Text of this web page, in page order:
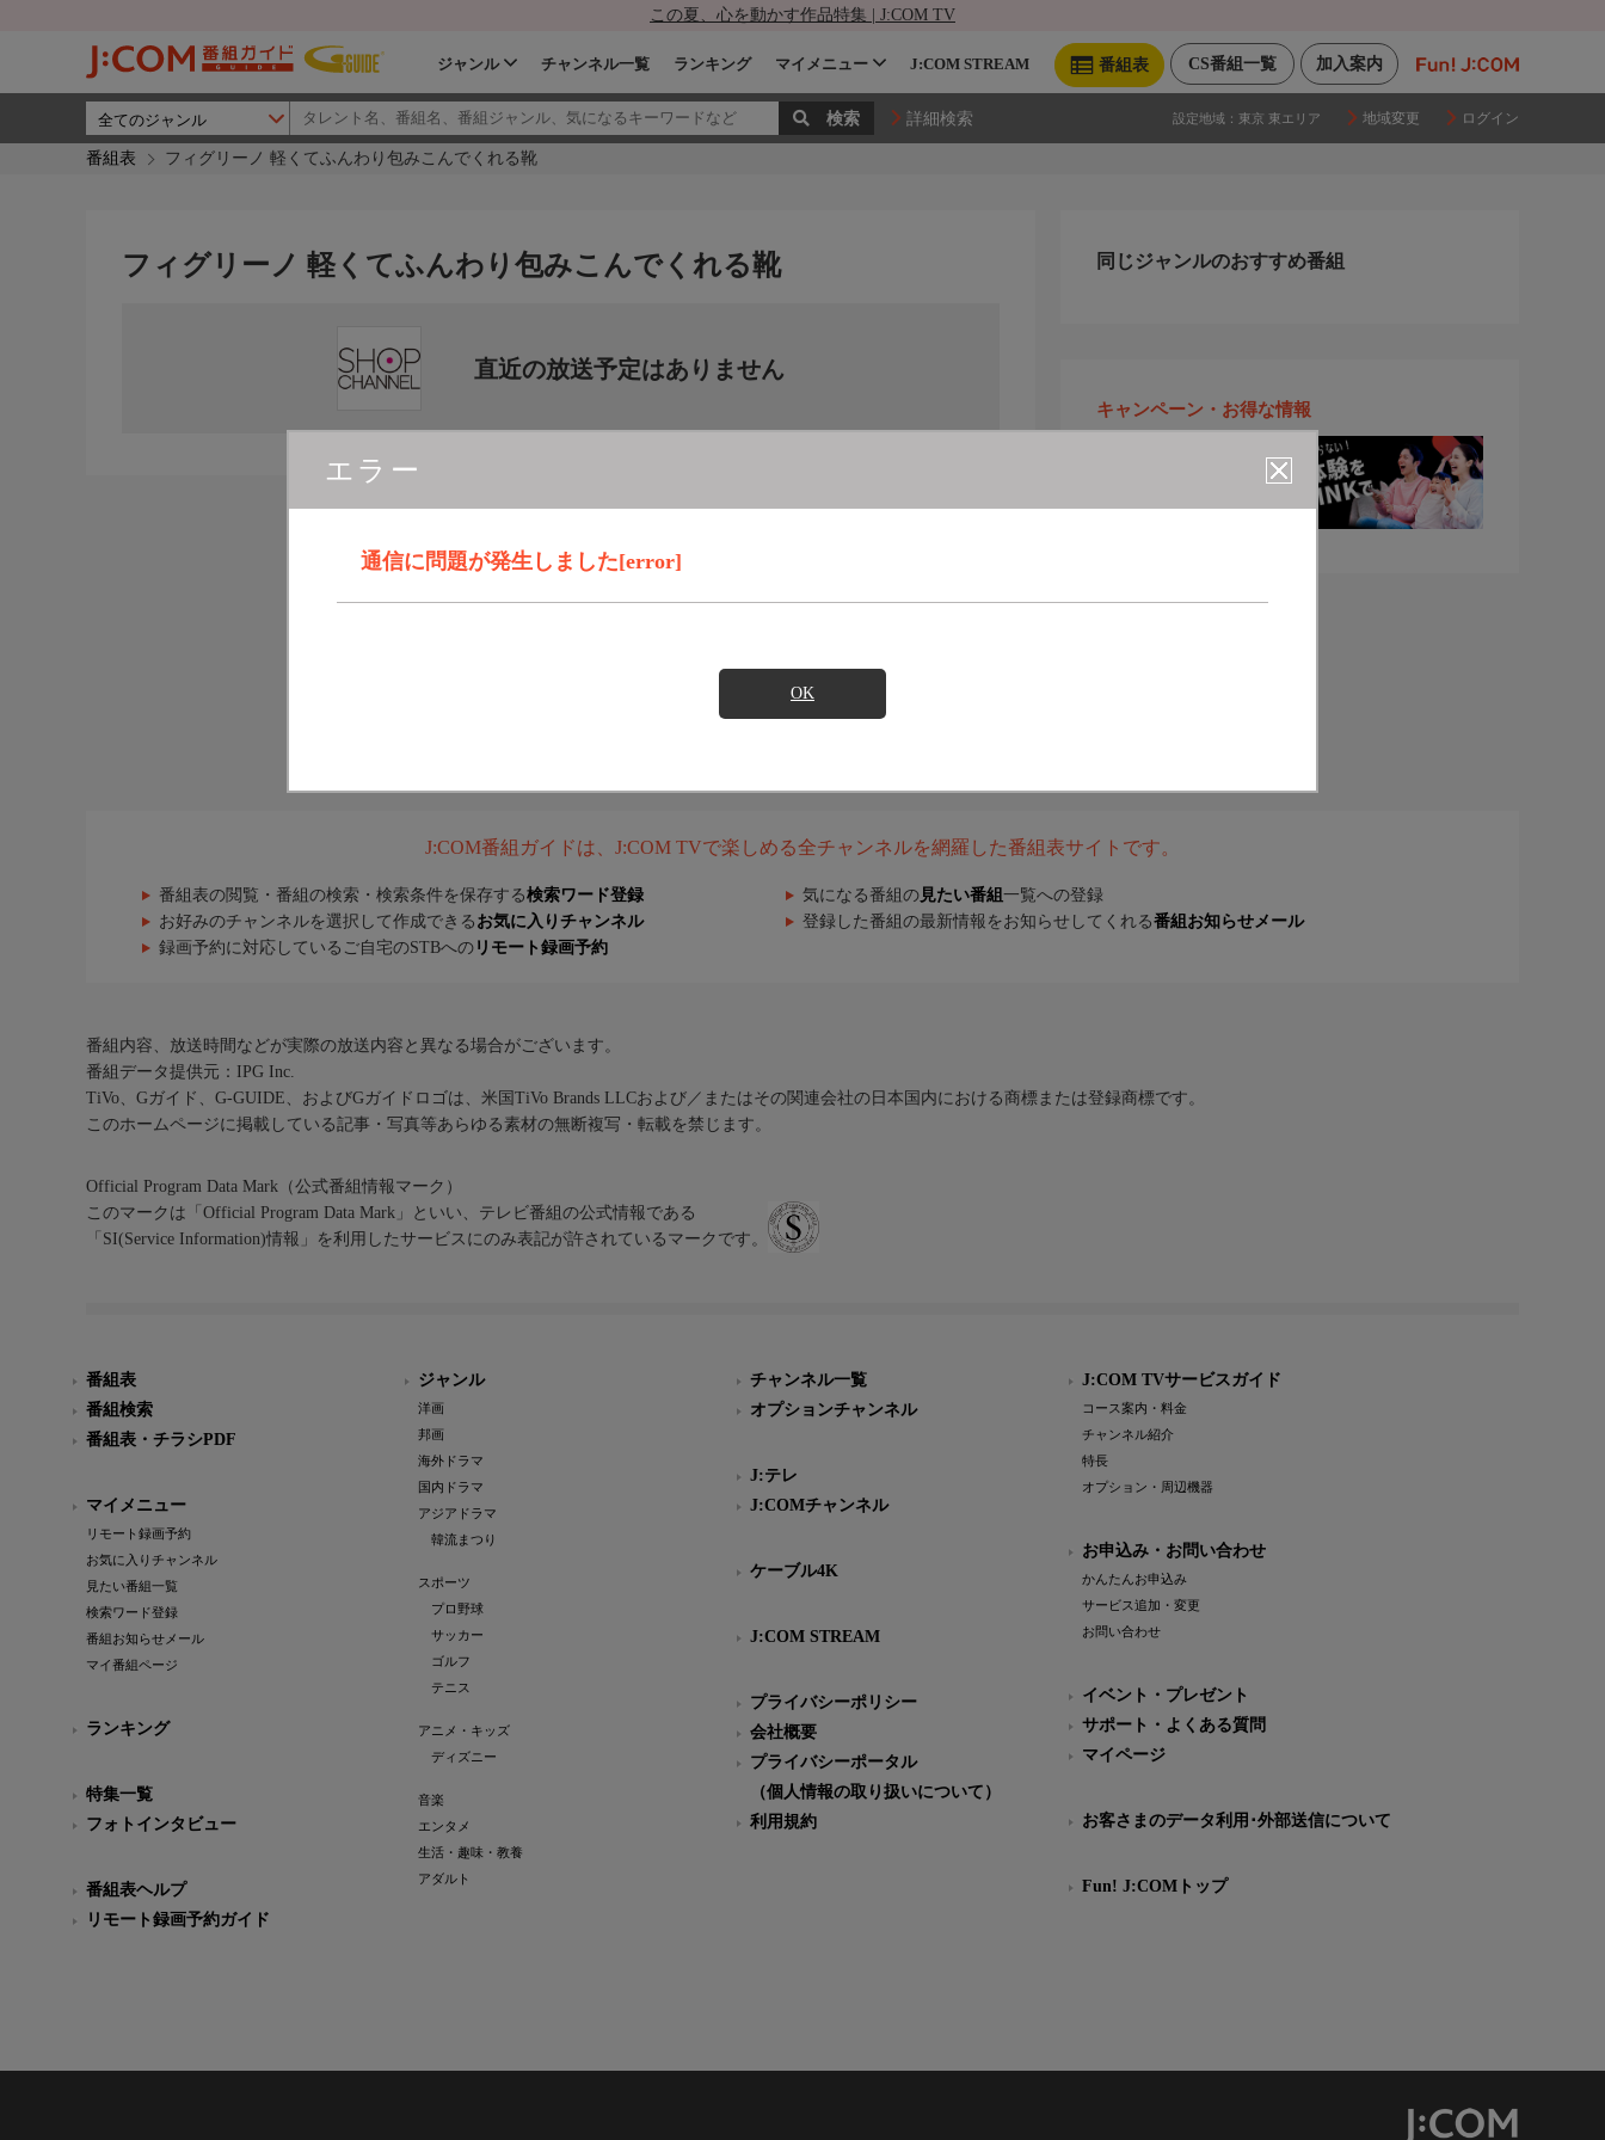
この夏、心を動かす作品特集 | J:COM TV
加入案内
CS番組一覧
番組表
ジャンル チャンネル一覧 ランキング マイメニュー J:COM STREAM
詳細検索 設定地域： 東京 東エリア 地域変更 ログイン
番組表 フィグリーノ 軽くてふんわり包みこんでくれる靴
エラー
通信に問題が発生しました[error]
OK
フィグリーノ 軽くてふんわり包みこんでくれる靴
直近の放送予定はありません
同じジャンルのおすすめ番組
キャンペーン・お得な情報
J:COM番組ガイドは、J:COM TVで楽しめる全チャンネルを網羅した番組表サイトです。
番組表の閲覧・番組の検索・検索条件を保存する検索ワード登録 気になる番組の 見たい番組 一覧への登録
お好みのチャンネルを選択して作成できる お気に入りチャンネル 登録した番組の最新情報をお知らせしてくれる番組お知らせメール
録画予約に対応しているご自宅のSTBへの リモート録画予約
番組内容、放送時間などが実際の放送内容と異なる場合がございます。
番組データ提供元：IPG Inc.
TiVo、Gガイド、G-GUIDE、およびGガイドロゴは、米国TiVo Brands LLCおよび／またはその関連会社の日本国内における商標または登録商標です。
このホームページに掲載している記事・写真等あらゆる素材の無断複写・転載を禁じます。
Official Program Data Mark（公式番組情報マーク）
このマークは「Official Program Data Mark」といい、テレビ番組の公式情報である
「SI(Service Information)情報」を利用したサービスにのみ表記が許されているマークです。
番組表
番組検索
番組表・チラシPDF
マイメニュー
リモート録画予約
お気に入りチャンネル
見たい番組一覧
検索ワード登録
番組お知らせメール
マイ番組ページ
ランキング
特集一覧
フォトインタビュー
番組表ヘルプ
リモート録画予約ガイド
ジャンル
洋画
邦画
海外ドラマ
国内ドラマ
アジアドラマ
韓流まつり
スポーツ
プロ野球
サッカー
ゴルフ
テニス
アニメ・キッズ
ディズニー
音楽
エンタメ
生活・趣味・教養
アダルト
チャンネル一覧
オプションチャンネル
J:テレ
J:COMチャンネル
ケーブル4K
J:COM STREAM
プライバシーポリシー
会社概要
プライバシーポータル
（個人情報の取り扱いについて）
利用規約
J:COM TVサービスガイド
コース案内・料金
チャンネル紹介
特長
オプション・周辺機器
お申込み・お問い合わせ
かんたんお申込み
サービス追加・変更
お問い合わせ
イベント・プレゼント
サポート・よくある質問
マイページ
お客さまのデータ利用･外部送信について
Fun! J:COMトップ